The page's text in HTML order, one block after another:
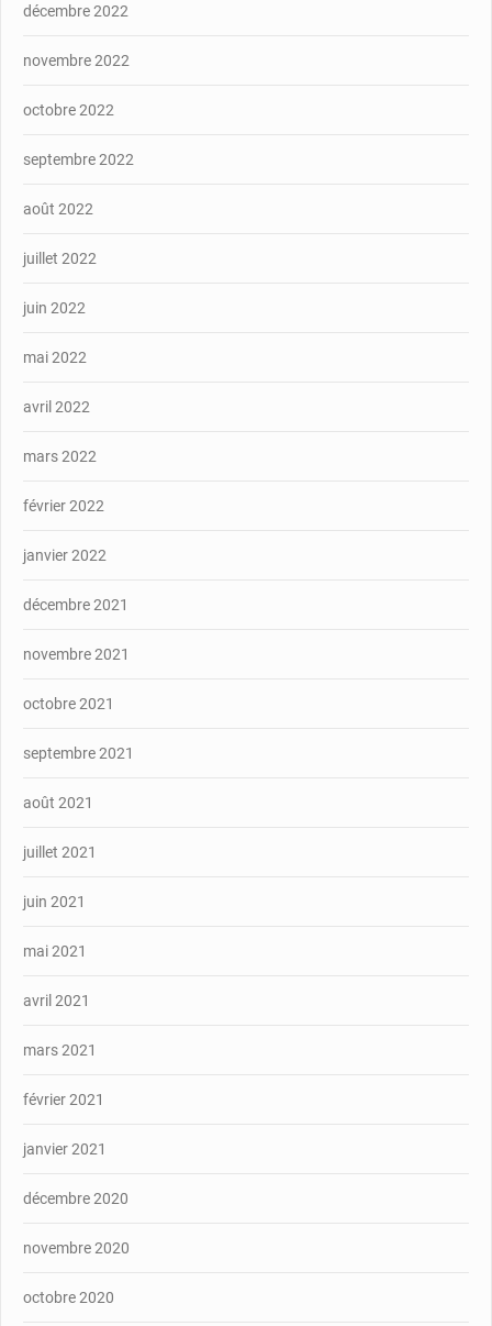
décembre 2022
novembre 2022
octobre 2022
septembre 2022
août 2022
juillet 2022
juin 2022
mai 2022
avril 2022
mars 2022
février 2022
janvier 2022
décembre 2021
novembre 2021
octobre 2021
septembre 2021
août 2021
juillet 2021
juin 2021
mai 2021
avril 2021
mars 2021
février 2021
janvier 2021
décembre 2020
novembre 2020
octobre 2020